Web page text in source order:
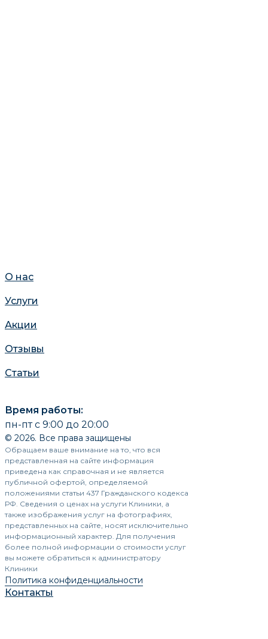
О нас
Услуги
Акции
Отзывы
Статьи
Время работы:
пн-пт с 9:00 до 20:00
© 2026. Все права защищены
Обращаем ваше внимание на то, что вся
представленная на сайте информация
приведена как справочная и не является
публичной офертой, определяемой
положениями статьи 437 Гражданского кодекса
РФ. Сведения о ценах на услуги Клиники, а
также изображения услуг на фотографиях,
представленных на сайте, носят исключительно
информационный характер. Для получения
более полной информации о стоимости услуг
вы можете обратиться к администратору
Клиники
Политика конфиденциальности
Контакты